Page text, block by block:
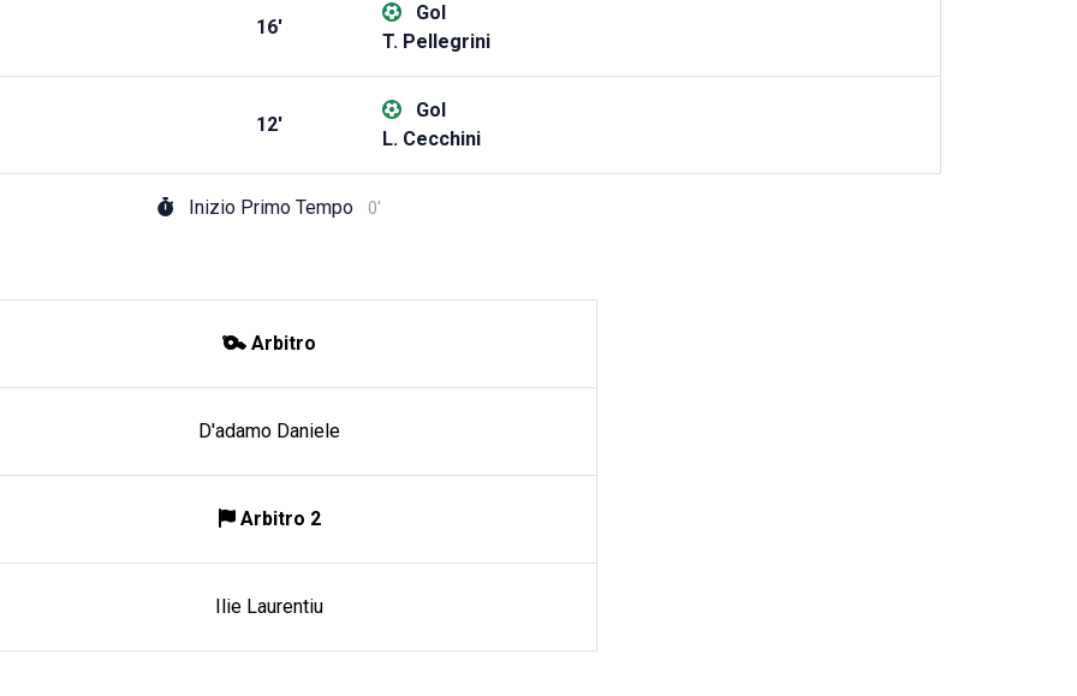
16'
Gol
T. Pellegrini
12'
Gol
L. Cecchini
Inizio Primo Tempo 0'
Arbitro
D'adamo Daniele
Arbitro 2
Ilie Laurentiu